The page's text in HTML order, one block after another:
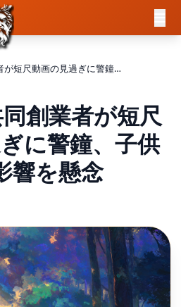
YouTube共同創業者が短尺動画の見過ぎに警鐘、子供への影響を懸念
創業者が短尺
に警鐘、子供
響を懸念